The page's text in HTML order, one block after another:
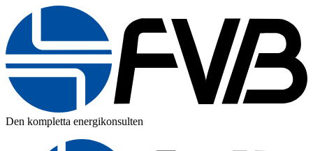
Den kompletta energikonsulten